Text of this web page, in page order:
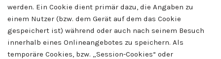
werden. Ein Cookie dient primär dazu, die Angaben zu
einem Nutzer (bzw. dem Gerät auf dem das Cookie
gespeichert ist) während oder auch nach seinem Besuch
innerhalb eines Onlineangebotes zu speichern. Als
temporäre Cookies, bzw. „Session-Cookies“ oder